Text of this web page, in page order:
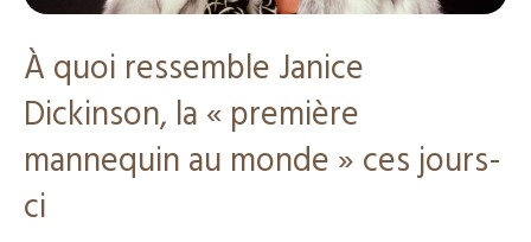
À quoi ressemble Janice
Dickinson, la « première
mannequin au monde » ces jours-
ci